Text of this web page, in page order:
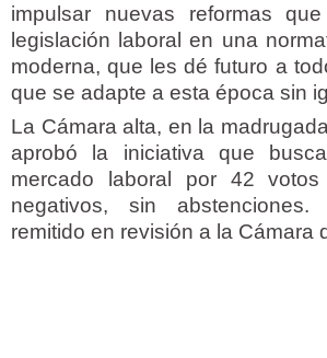
impulsar nuevas reformas
legislación laboral en una
moderna, que les dé futuro a
que se adapte a esta época sin
La Cámara alta, en la
aprobó la iniciativa que
mercado laboral por 42 votos
negativos, sin
remitido en revisión a la Cámara